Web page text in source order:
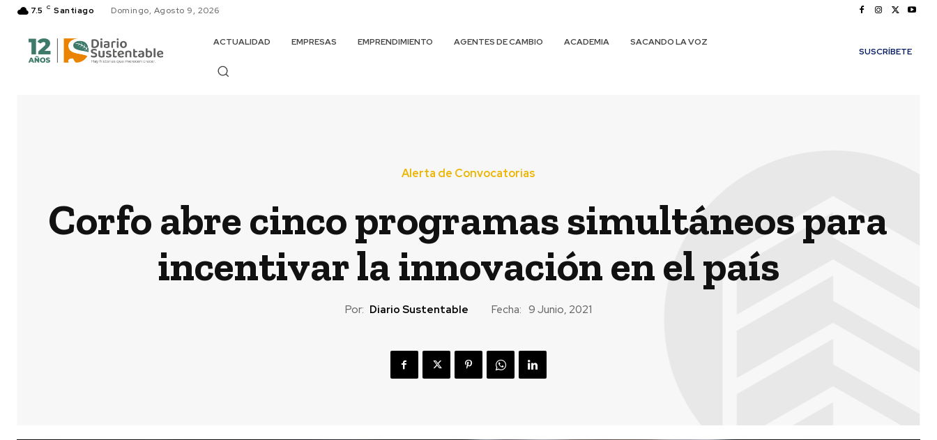
7.5 C Santiago Domingo, Agosto 9, 2026
ACTUALIDAD EMPRESAS EMPRENDIMIENTO AGENTES DE CAMBIO ACADEMIA
SACANDO LA VOZ
SUSCRÍBETE
Alerta de Convocatorias
Corfo abre cinco programas simultáneos para
incentivar la innovación en el país
Por: Diario Sustentable Fecha: 9 Junio, 2021